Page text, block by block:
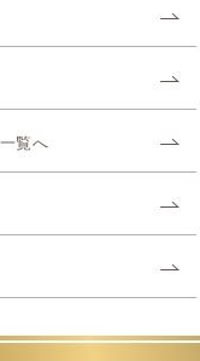
覧へ